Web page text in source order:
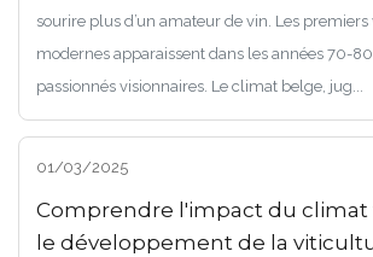
sourire plus d’un amateur de vin. Les
modernes apparaissent dans les années 70-
passionnés visionnaires. Le climat belge, jug...
01/03/2025
Comprendre l'impact du climat
le développement de la